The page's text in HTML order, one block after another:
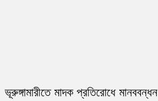
ভূরুঙ্গামারীতে মাদক প্রতিরোধে মানববন্ধন